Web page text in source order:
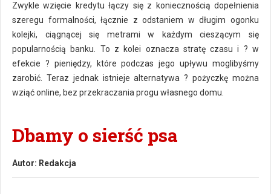
Zwykle wzięcie kredytu łączy się z koniecznością dopełnienia
szeregu formalności, łącznie z odstaniem w długim ogonku
kolejki, ciągnącej się metrami w każdym cieszącym się
popularnością banku. To z kolei oznacza stratę czasu i ? w
efekcie ? pieniędzy, które podczas jego upływu moglibyśmy
zarobić. Teraz jednak istnieje alternatywa ? pożyczkę można
wziąć online, bez przekraczania progu własnego domu.
Dbamy o sierść psa
Autor: Redakcja